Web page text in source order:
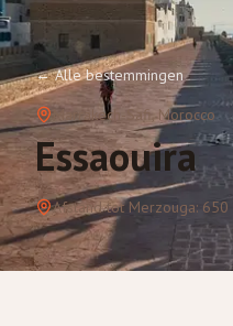
←Alle bestemmingen
Marrakech-Safi, Morocco
Essaouira
Afstand tot Merzouga: 650